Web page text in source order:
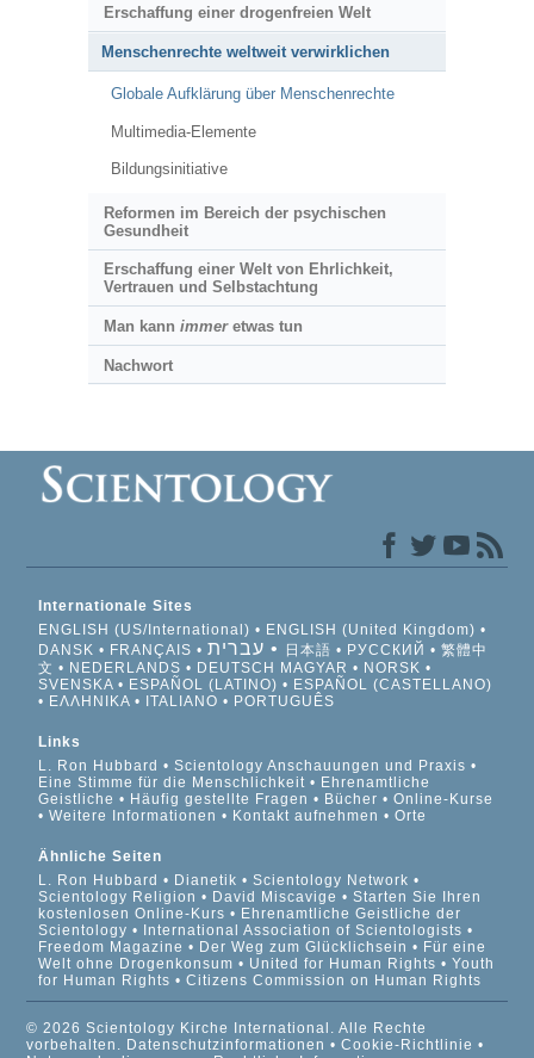
Erschaffung einer drogenfreien Welt
Menschenrechte weltweit verwirklichen
Globale Aufklärung über Menschenrechte
Multimedia-Elemente
Bildungsinitiative
Reformen im Bereich der psychischen
Gesundheit
Erschaffung einer Welt von Ehrlichkeit,
Vertrauen und Selbstachtung
Man kann immeretwas tun
Nachwort
Internationale Sites
ENGLISH (US/International)
ENGLISH (United Kingdom)
DANSK
FRANÇAIS עברית 日本語 РУССКИЙ
繁體中
文
NEDERLANDS DEUTSCH MAGYAR
NORSK
SVENSKA
ESPAÑOL (LATINO)
ESPAÑOL (CASTELLANO)
ΕΛΛΗΝΙΚA
ITALIANO PORTUGUÊS
Links
L. Ron Hubbard
Scientology Anschauungen und Praxis
Eine Stimme für die Menschlichkeit
Ehrenamtliche
Geistliche
Häufig gestellte Fragen Bücher
Online-Kurse
Weitere Informationen
Kontakt aufnehmen Orte
Ähnliche Seiten
L. Ron Hubbard
Dianetik
Scientology Network
Scientology Religion
David Miscavige
Starten Sie Ihren
kostenlosen Online-Kurs
Ehrenamtliche Geistliche der
Scientology
International Association of Scientologists
Freedom Magazine
Der Weg zum Glücklichsein
Für eine
Welt ohne Drogenkonsum
United for Human Rights
Youth
for Human Rights
Citizens Commission on Human Rights
© 2026 Scientology Kirche International. Alle Rechte
vorbehalten. Datenschutzinformationen •Cookie-Richtlinie •